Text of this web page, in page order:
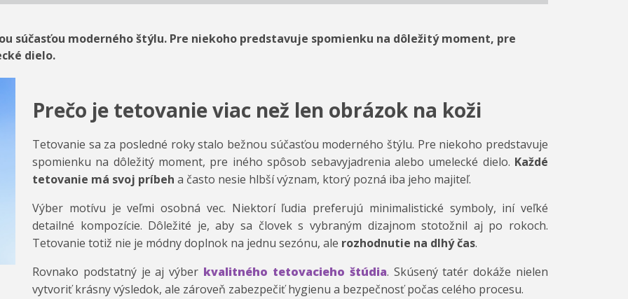
súčasťou moderného štýlu. Pre niekoho predstavuje spomienku na dôležitý moment, pre
dielo.
Prečo je tetovanie viac než len obrázok na koži
Tetovanie sa za posledné roky stalo bežnou súčasťou moderného štýlu. Pre niekoho predstavuje
spomienku na dôležitý moment, pre iného spôsob sebavyjadrenia alebo umelecké dielo. Každé
tetovanie má svoj príbeh a často nesie hlbší význam, ktorý pozná iba jeho majiteľ.
Výber motívu je veľmi osobná vec. Niektorí ľudia preferujú minimalistické symboly, iní veľké
detailné kompozície. Dôležité je, aby sa človek s vybraným dizajnom stotožnil aj po rokoch.
Tetovanie totiž nie je módny doplnok na jednu sezónu, ale rozhodnutie na dlhý čas.
Rovnako podstatný je aj výber kvalitného tetovacieho štúdia. Skúsený tatér dokáže nielen
vytvoriť krásny výsledok, ale zároveň zabezpečiť hygienu a bezpečnosť počas celého procesu.